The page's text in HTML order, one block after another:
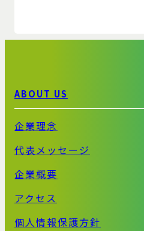
ABOUT US
企業理念
代表メッセージ
企業概要
アクセス
個人情報保護方針